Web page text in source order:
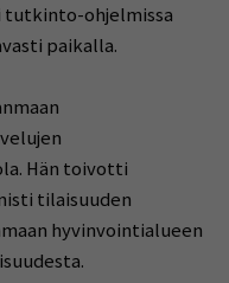
tutkinto-ohjelmissa
paikalla.
Hän toivotti
tilaisuuden
hyvinvointialueen